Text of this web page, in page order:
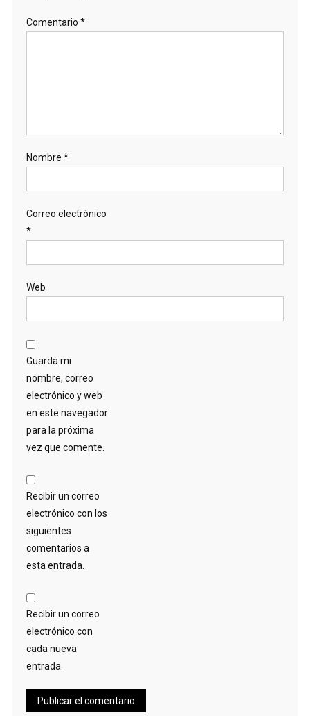
Comentario *
Nombre *
Correo electrónico
*
Web
Guarda mi
nombre, correo
electrónico y web
en este navegador
para la próxima
vez que comente.
Recibir un correo
electrónico con los
siguientes
comentarios a
esta entrada.
Recibir un correo
electrónico con
cada nueva
entrada.